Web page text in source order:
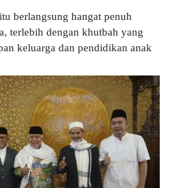
berlangsung hangat penuh
terlebih dengan khutbah yang
keluarga dan pendidikan anak